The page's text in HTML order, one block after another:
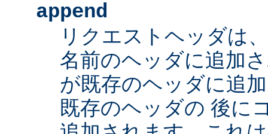
append
リクエストヘッダは
名前のヘッダに追加
が既存のヘッダに追
既存のヘッダの 後に